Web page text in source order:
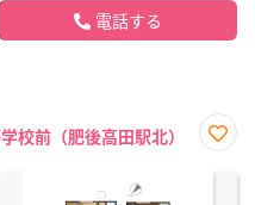
電話する
校前（肥後高田駅北）
に入